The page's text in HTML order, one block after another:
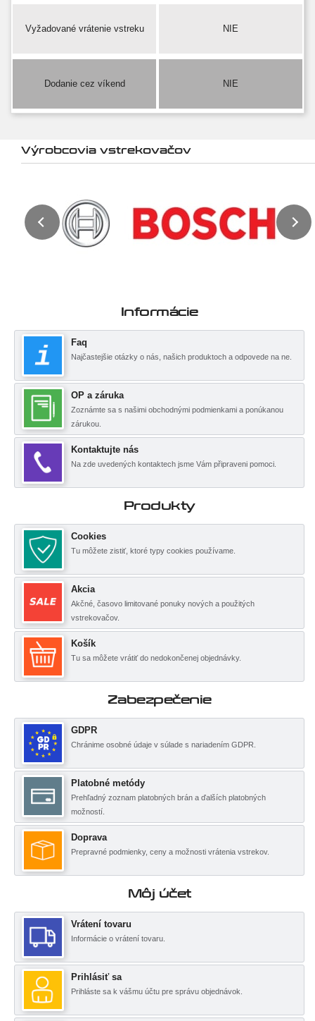
Vyžadované vrátenie vstreku NIE
Dodanie cez víkend NIE
Výrobcovia vstrekovačov
Informácie
Faq
Najčastejšie otázky o nás, našich produktoch a odpovede na ne.
OP a záruka
Zoznámte sa s našimi obchodnými podmienkami a ponúkanou
zárukou.
Kontaktujte nás
Na zde uvedených kontaktech jsme Vám připraveni pomoci.
Produkty
Cookies
Tu môžete zistiť, ktoré typy cookies používame.
Akcia
Akčné, časovo limitované ponuky nových a použitých
vstrekovačov.
Košík
Tu sa môžete vrátiť do nedokončenej objednávky.
Zabezpečenie
GDPR
Chránime osobné údaje v súlade s nariadením GDPR.
Platobné metódy
Prehľadný zoznam platobných brán a ďalších platobných
možností.
Doprava
Prepravné podmienky, ceny a možnosti vrátenia vstrekov.
Môj účet
Vrátení tovaru
Informácie o vrátení tovaru.
Prihlásiť sa
Prihláste sa k vášmu účtu pre správu objednávok.